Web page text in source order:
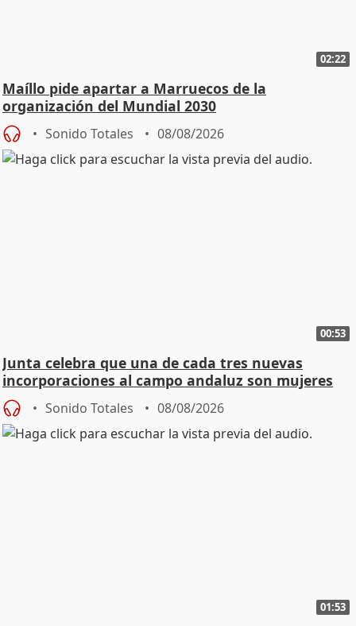
02:22
Maíllo pide apartar a Marruecos de la
organización del Mundial 2030
Sonido Totales 08/08/2026
00:53
Junta celebra que una de cada tres nuevas
incorporaciones al campo andaluz son mujeres
jóvenes
Sonido Totales 08/08/2026
01:53